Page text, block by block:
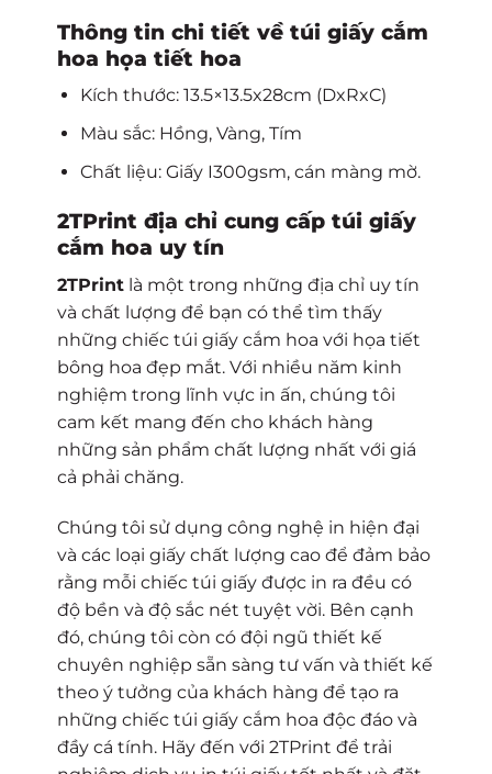
Thông tin chi tiết về túi giấy cắm
hoa họa tiết hoa
Kích thước: 13.5×13.5x28cm (DxRxC)
Màu sắc: Hồng, Vàng, Tím
Chất liệu: Giấy I300gsm, cán màng mờ.
2TPrint địa chỉ cung cấp túi giấy
cắm hoa uy tín
2TPrintlà một trong những địa chỉ uy tín
và chất lượng để bạn có thể tìm thấy
những chiếc túi giấy cắm hoa với họa tiết
bông hoa đẹp mắt. Với nhiều năm kinh
nghiệm trong lĩnh vực in ấn, chúng tôi
cam kết mang đến cho khách hàng
những sản phẩm chất lượng nhất với giá
cả phải chăng.
Chúng tôi sử dụng công nghệ in hiện đại
và các loại giấy chất lượng cao để đảm bảo
rằng mỗi chiếc túi giấy được in ra đều có
độ bền và độ sắc nét tuyệt vời. Bên cạnh
đó, chúng tôi còn có đội ngũ thiết kế
chuyên nghiệp sẵn sàng tư vấn và thiết kế
theo ý tưởng của khách hàng để tạo ra
những chiếc túi giấy cắm hoa độc đáo và
đầy cá tính. Hãy đến với 2TPrint để trải